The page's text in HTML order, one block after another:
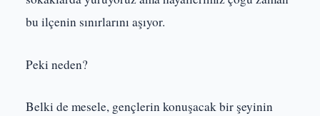
bu ilçenin sınırlarını aşıyor.
Peki neden?
Belki de mesele, gençlerin konuşacak bir şeyinin